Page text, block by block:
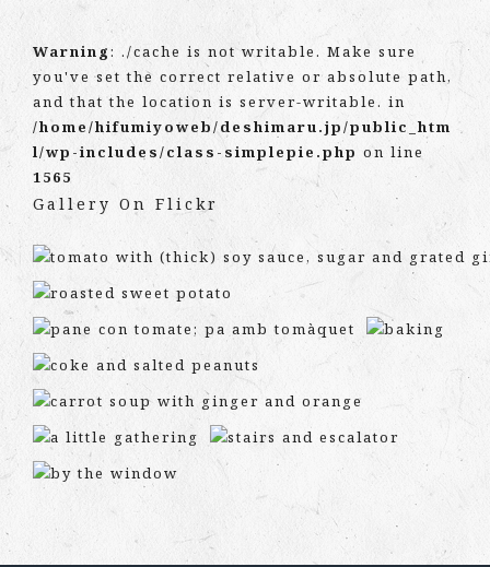
Warning: ./cache is not writable. Make sure
you've set the correct relative or absolute path,
and that the location is server-writable. in
/home/hifumiyoweb/deshimaru.jp/public_htm
l/wp-includes/class-simplepie.php on line
1565
Gallery On Flickr